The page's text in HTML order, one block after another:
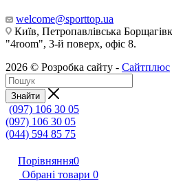
welcome@sporttop.ua
Київ, Петропавлівська
"4room", 3-й поверх, офіс 8.
2026 © Розробка сайту - Сайтплюс
Знайти
(097) 106 30 05
(097) 106 30 05
(044) 594 85 75
Порівняння0
Обрані товари 0